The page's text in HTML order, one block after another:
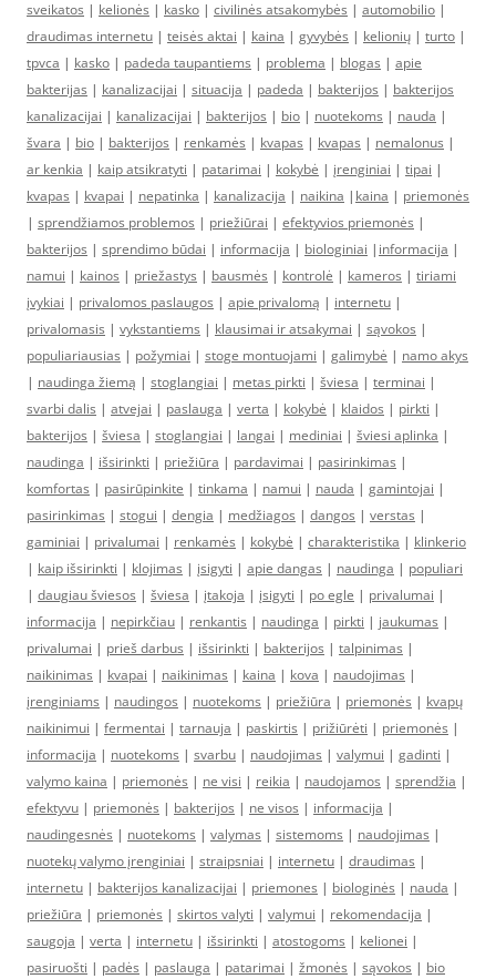
sveikatos | kelionės | kasko | civilinės atsakomybės | automobilio |
draudimas internetu | teisės aktai | kaina | gyvybės | kelionių | turto |
tpvca | kasko | padeda taupantiems | problema | blogas | apie
bakterijas | kanalizacijai | situacija | padeda | bakterijos | bakterijos
kanalizacijai | kanalizacijai | bakterijos | bio | nuotekoms | nauda |
švara | bio | bakterijos | renkamės | kvapas | kvapas | nemalonus |
ar kenkia | kaip atsikratyti | patarimai | kokybė | įrenginiai | tipai |
kvapas | kvapai | nepatinka | kanalizacija | naikina | kaina | priemonės
| sprendžiamos problemos | priežiūrai | efektyvios priemonės |
bakterijos | sprendimo būdai | informacija | biologiniai | informacija |
namui | kainos | priežastys | bausmės | kontrolė | kameros | tiriami
įvykiai | privalomos paslaugos | apie privalomą | internetu |
privalomasis | vykstantiems | klausimai ir atsakymai | sąvokos |
populiariausias | požymiai | stoge montuojami | galimybė | namo akys
| naudinga žiemą | stoglangiai | metas pirkti | šviesa | terminai |
svarbi dalis | atvejai | paslauga | verta | kokybė | klaidos | pirkti |
bakterijos | šviesa | stoglangiai | langai | mediniai | šviesi aplinka |
naudinga | išsirinkti | priežiūra | pardavimai | pasirinkimas |
komfortas | pasirūpinkite | tinkama | namui | nauda | gamintojai |
pasirinkimas | stogui | dengia | medžiagos | dangos | verstas |
gaminiai | privalumai | renkamės | kokybė | charakteristika | klinkerio
| kaip išsirinkti | klojimas | įsigyti | apie dangas | naudinga | populiari
| daugiau šviesos | šviesa | įtakoja | įsigyti | po egle | privalumai |
informacija | nepirkčiau | renkantis | naudinga | pirkti | jaukumas |
privalumai | prieš darbus | išsirinkti | bakterijos | talpinimas |
naikinimas | kvapai | naikinimas | kaina | kova | naudojimas |
įrenginiams | naudingos | nuotekoms | priežiūra | priemonės | kvapų
naikinimui | fermentai | tarnauja | paskirtis | prižiūrėti | priemonės |
informacija | nuotekoms | svarbu | naudojimas | valymui | gadinti |
valymo kaina | priemonės | ne visi | reikia | naudojamos | sprendžia |
efektyvu | priemonės | bakterijos | ne visos | informacija |
naudingesnės | nuotekoms | valymas | sistemoms | naudojimas |
nuotekų valymo įrenginiai | straipsniai | internetu | draudimas |
internetu | bakterijos kanalizacijai | priemones | biologinės | nauda |
priežiūra | priemonės | skirtos valyti | valymui | rekomendacija |
saugoja | verta | internetu | išsirinkti | atostogoms | kelionei |
pasiruošti | padės | paslauga | patarimai | žmonės | sąvokos | bio